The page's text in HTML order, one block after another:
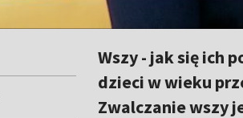
Wszy - jak się ich
dzieci w wieku
Zwalczanie wszy